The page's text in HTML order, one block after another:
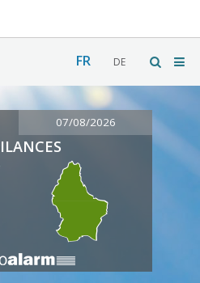
FR DE
07/08/2026